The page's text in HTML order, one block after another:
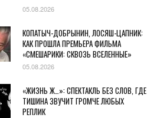
05.08.2026
КОПАТЫЧ-ДОБРЫНИН, ЛОСЯШ-ЦАПНИК:
КАК ПРОШЛА ПРЕМЬЕРА ФИЛЬМА
«СМЕШАРИКИ: СКВОЗЬ ВСЕЛЕННЫЕ»
05.08.2026
«ЖИЗНЬ Ж…»: СПЕКТАКЛЬ БЕЗ СЛОВ, ГДЕ
ТИШИНА ЗВУЧИТ ГРОМЧЕ ЛЮБЫХ
РЕПЛИК